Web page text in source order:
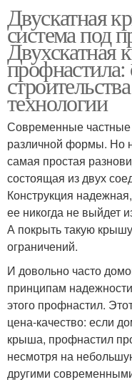
Двускатная
система под
Двухскатная
технологии
Современные
различной формы. Но
самая простая
состоящая из двух
Конструкция
ее никогда не выйдет
А покрыть такую
ограничений.
И довольно часто
принципам
этого профнастил.
цена-качество: если
крыша, профнастил
несмотря на
другими